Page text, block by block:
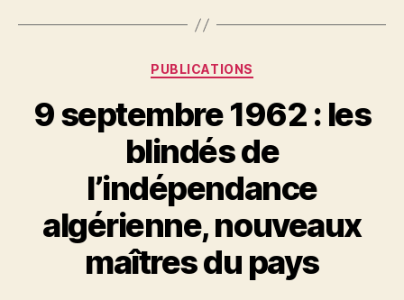
Catégories
PUBLICATIONS
9 septembre 1962 : les
blindés de
l’indépendance
algérienne, nouveaux
maîtres du pays
a
S